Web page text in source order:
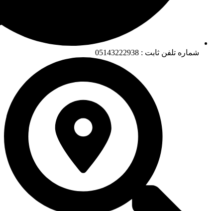
شماره تلفن ثابت : 05143222938